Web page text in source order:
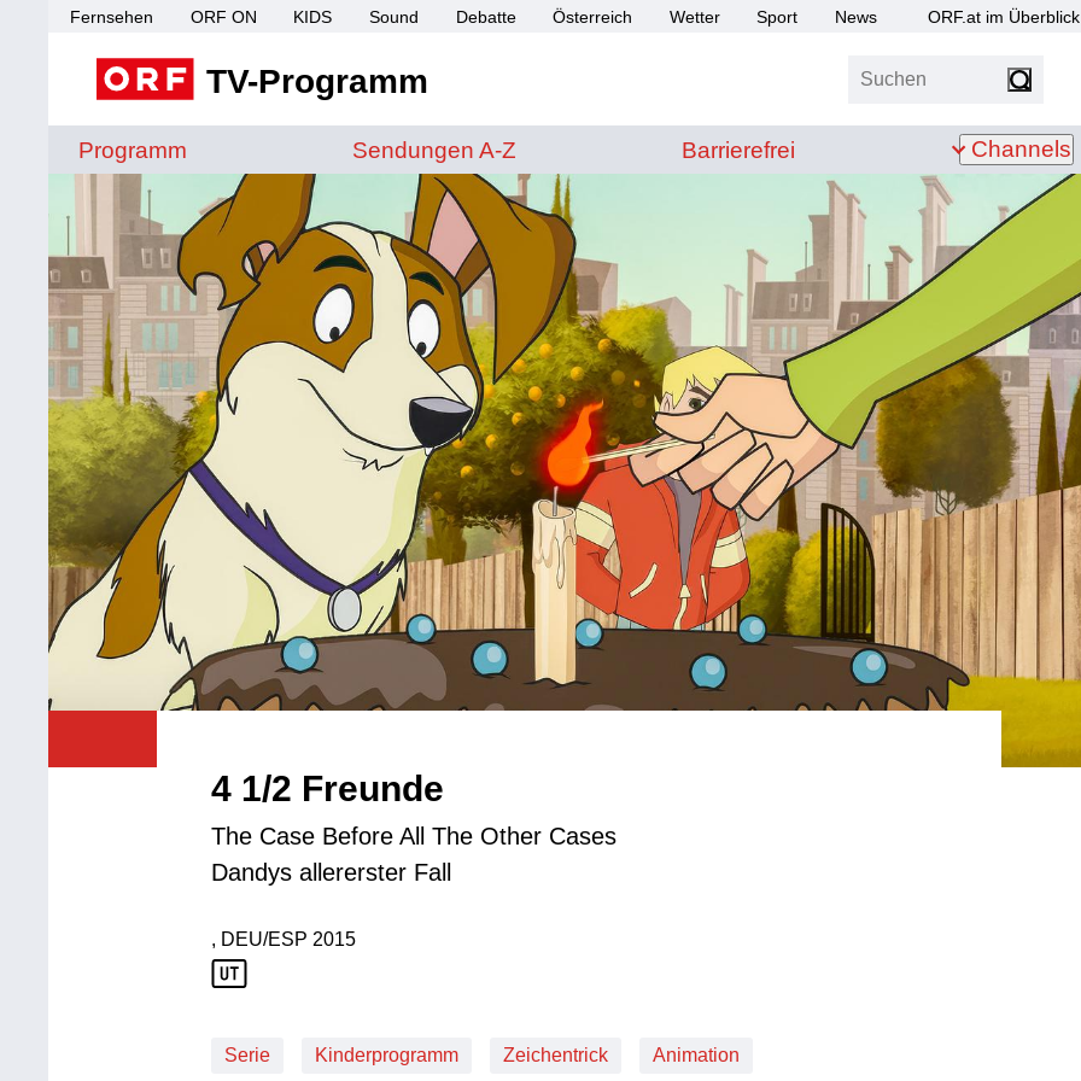
Fernsehen ORF ON KIDS Sound Debatte Österreich Wetter Sport News ORF.at im Überblick
TV-Programm Suchen
Programm Sendungen von A bis Z
Sendungen A-Z Barrierefrei
Barrierefrei Channels
4 1/2 Freunde
The Case Before All The Other Cases
Dandys allererster Fall
Produktionsland: DEU/ESP
, DEU/ESP
Produktionsjahr: 2015
2015
Serie Kinderprogramm Zeichentrick Animation